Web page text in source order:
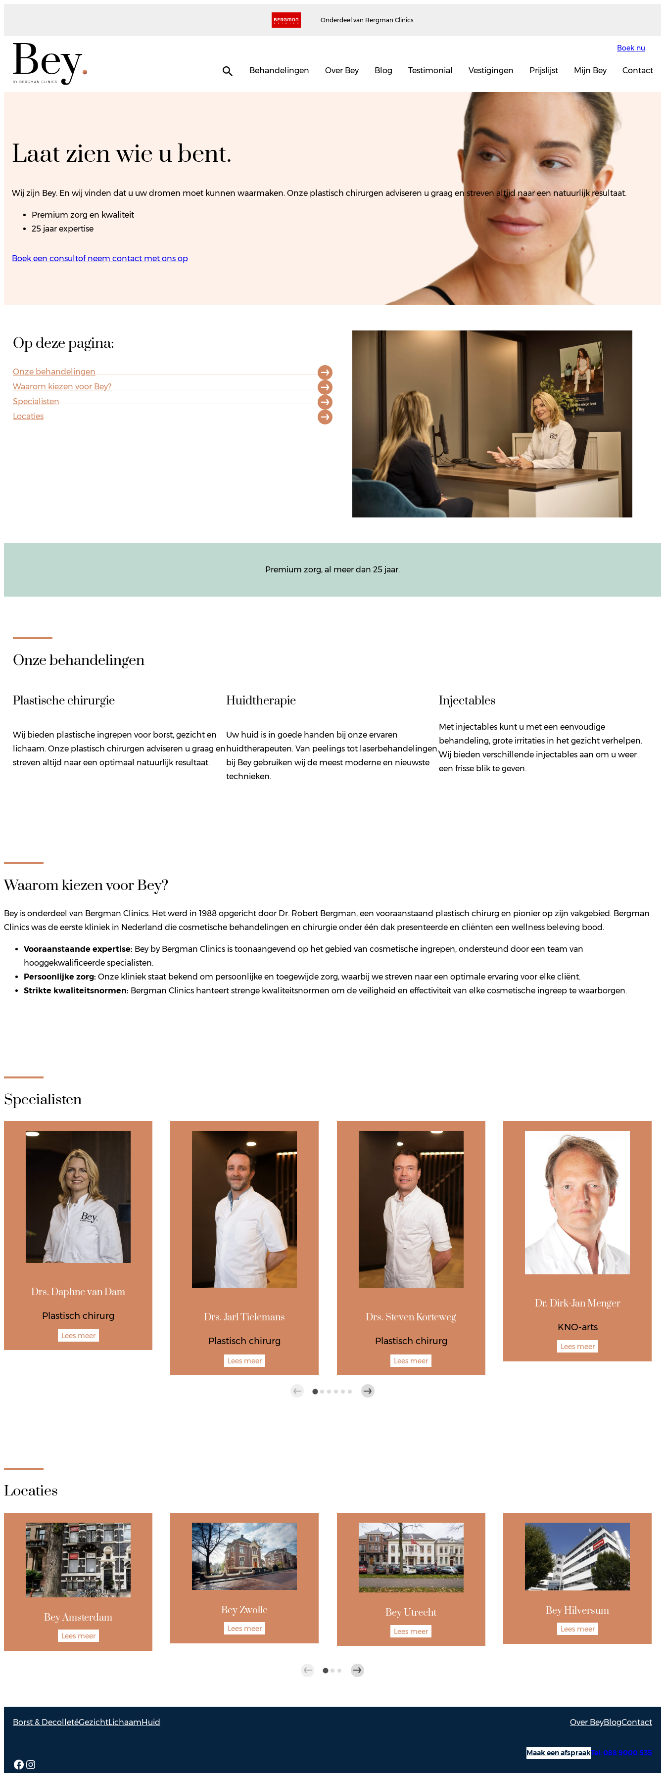
Onderdeel van Bergman Clinics
Boek nu
Behandelingen Over Bey Blog Testimonial Vestigingen Prijslijst Mijn Bey Contact
Laat zien wie u bent.
Wij zijn Bey. En wij vinden dat u uw dromen moet kunnen waarmaken. Onze plastisch chirurgen adviseren u graag en streven altijd naar een natuurlijk resultaat.
Premium zorg en kwaliteit
25 jaar expertise
Boek een consultof neem contact met ons op
Op deze pagina:
Onze behandelingen
Waarom kiezen voor Bey?
Specialisten
Locaties
Premium zorg, al meer dan 25 jaar.
Onze behandelingen
Plastische chirurgie
Wij bieden plastische ingrepen voor borst, gezicht en
lichaam. Onze plastisch chirurgen adviseren u graag en
streven altijd naar een optimaal natuurlijk resultaat.
Huidtherapie
Uw huid is in goede handen bij onze ervaren
huidtherapeuten. Van peelings tot laserbehandelingen,
bij Bey gebruiken wij de meest moderne en nieuwste
technieken.
Injectables
Met injectables kunt u met een eenvoudige
behandeling, grote irritaties in het gezicht verhelpen.
Wij bieden verschillende injectables aan om u weer
een frisse blik te geven.
Waarom kiezen voor Bey?
Bey is onderdeel van Bergman Clinics. Het werd in 1988 opgericht door Dr. Robert Bergman, een vooraanstaand plastisch chirurg en pionier op zijn vakgebied. Bergman
Clinics was de eerste kliniek in Nederland die cosmetische behandelingen en chirurgie onder één dak presenteerde en cliënten een wellness beleving bood.
Vooraanstaande expertise: Bey by Bergman Clinics is toonaangevend op het gebied van cosmetische ingrepen, ondersteund door een team van
hooggekwalificeerde specialisten.
Persoonlijke zorg: Onze kliniek staat bekend om persoonlijke en toegewijde zorg, waarbij we streven naar een optimale ervaring voor elke cliënt.
Strikte kwaliteitsnormen: Bergman Clinics hanteert strenge kwaliteitsnormen om de veiligheid en effectiviteit van elke cosmetische ingreep te waarborgen.
Specialisten
Drs. Daphne van Dam
Plastisch chirurg
Lees meer
Drs. Jarl Tielemans
Plastisch chirurg
Lees meer
Drs. Steven Korteweg
Plastisch chirurg
Lees meer
Dr. Dirk-Jan Menger
KNO-arts
Lees meer
Locaties
Bey Amsterdam
Lees meer
Bey Zwolle
Lees meer
Bey Utrecht
Lees meer
Bey Hilversum
Lees meer
Borst & DecolletéGezichtLichaamHuid Over BeyBlogContact
Facebook
Instagram
Maak een afspraakTel: 088 9000 535